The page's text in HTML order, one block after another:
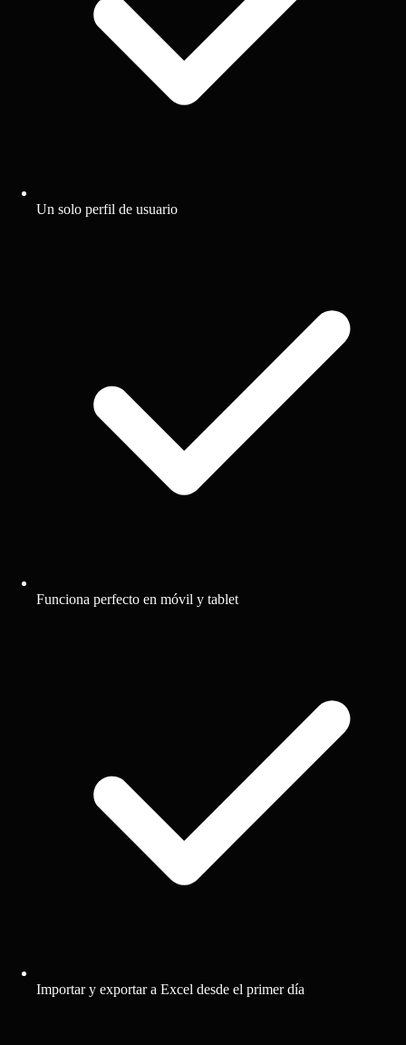
Un solo perfil de usuario
Funciona perfecto en móvil y tablet
Importar y exportar a Excel desde el primer día